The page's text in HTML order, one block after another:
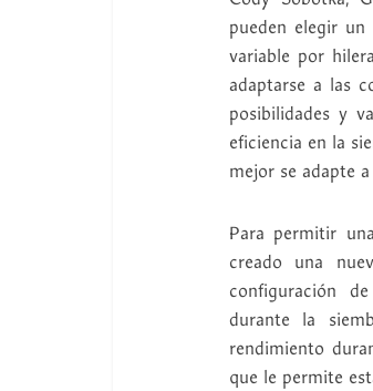
pueden elegir
variable por
adaptarse a las
posibilidades y
eficiencia en la
mejor se adapte
Para permitir
creado una
configuración
durante la
rendimiento
que le permite